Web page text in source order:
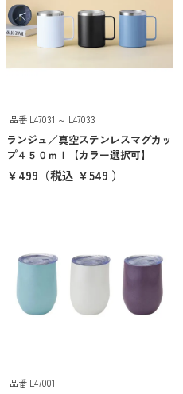
衛生用品
美容・コスメ・メディカル
傘・雨具
PC・スマホグッズ
時計・カレンダー
防災・防犯グッズ
品番 L47031 ～ L47033
ランジュ／真空ステンレスマグカッ
プ４５０ｍｌ【カラー選択可】
￥499 （税込 ￥549 ）
品番 L47001